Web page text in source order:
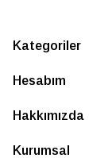
Kategoriler
Hesabım
Hakkımızda
Kurumsal